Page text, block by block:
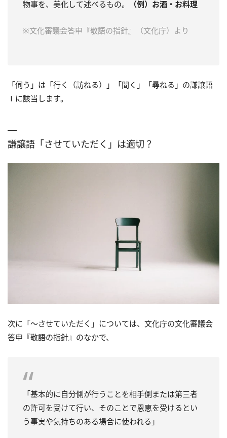
物事を、美化して述べるもの。 （例）お酒・お料理
※文化審議会答申『敬語の指針』（文化庁）より
「伺う」は「行く（訪ねる）」「聞く」「尋ねる」の謙譲語
Ⅰに該当します。
謙譲語「させていただく」は適切？
次に「～させていただく」については、文化庁の文化審議会
答申『敬語の指針』のなかで、
「基本的に自分側が行うことを相手側または第三者
の許可を受けて行い、そのことで恩恵を受けるとい
う事実や気持ちのある場合に使われる」